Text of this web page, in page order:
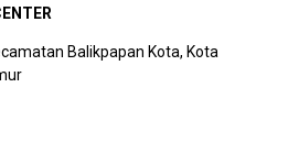
Balikpapan Kota, Kota